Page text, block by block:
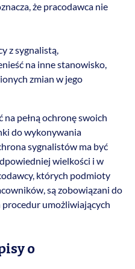
że pracodawca nie
z sygnalistą,
na inne stanowisko,
zmian w jego
pełną ochronę swoich
do wykonywania
sygnalistów ma być
wielkości i w
których podmioty
są zobowiązani do
umożliwiających
o